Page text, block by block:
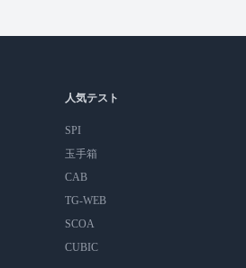
人気テスト
SPI
玉手箱
CAB
TG-WEB
SCOA
CUBIC